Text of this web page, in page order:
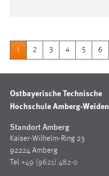
1 2 3 4 5 6
Ostbayerische Technische
Hochschule Amberg-Weiden
Standort Amberg
Kaiser-Wilhelm-Ring 23
92224 Amberg
Tel +49 (9621) 482-0